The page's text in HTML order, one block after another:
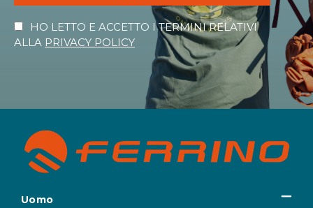
HO LETTO E ACCETTO I TERMINI RELATIVI
ALLA PRIVACY POLICY
Uomo